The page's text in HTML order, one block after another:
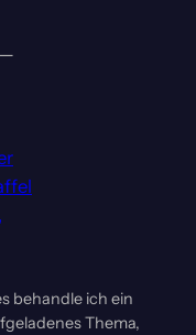
—
behandle ich ein
Thema,